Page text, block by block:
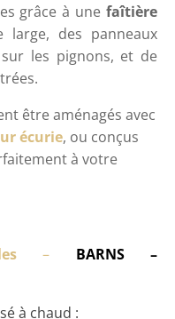
grâce à une faîtière
large, des panneaux
les pignons, et de
être aménagés avec
écurie, ou conçus
à votre
–
BARNS –
à chaud :